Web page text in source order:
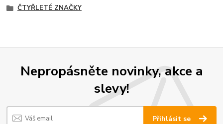
ČTYŘLETÉ ZNAČKY
Nepropásněte novinky, akce a
slevy!
Přihlásit se